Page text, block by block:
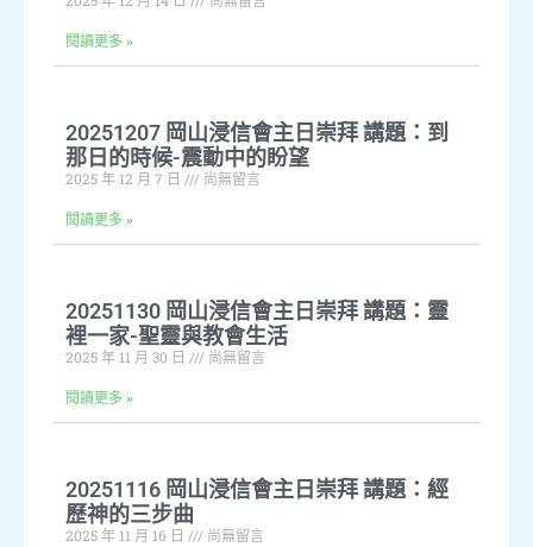
閱讀更多 »
20251207 岡山浸信會主日崇拜 講題：到
那日的時候-震動中的盼望
2025 年 12 月 7 日 尚無留言
閱讀更多 »
20251130 岡山浸信會主日崇拜 講題：靈
裡一家-聖靈與教會生活
2025 年 11 月 30 日 尚無留言
閱讀更多 »
20251116 岡山浸信會主日崇拜 講題：經
歷神的三步曲
2025 年 11 月 16 日 尚無留言